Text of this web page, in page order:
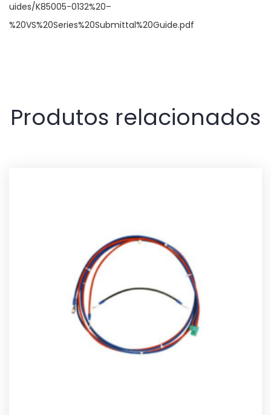
uides/K85005-0132%20–
%20VS%20Series%20Submittal%20Guide.pdf
Produtos relacionados